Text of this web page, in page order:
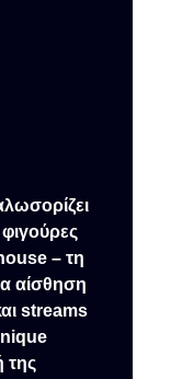
– τη
αίσθηση
streams
της